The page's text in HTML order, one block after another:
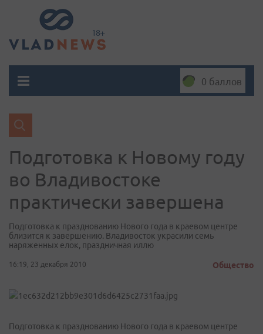
0 баллов
Подготовка к Новому году
во Владивостоке
практически завершена
Подготовка к празднованию Нового года в краевом центре
близится к завершению. Владивосток украсили семь
наряженных елок, праздничная иллю
16:19, 23 декабря 2010 Общество
Подготовка к празднованию Нового года в краевом центре